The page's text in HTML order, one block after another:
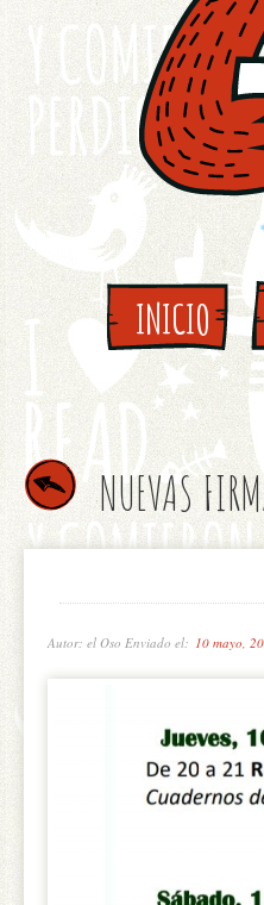
INICIO
NUEVAS
Autor: el Oso Enviado el: 10 mayo,